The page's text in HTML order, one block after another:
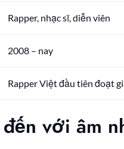
Rapper, nhạc sĩ, diễn viên
2008 – nay
Rapper Việt đầu tiên đoạt
với âm